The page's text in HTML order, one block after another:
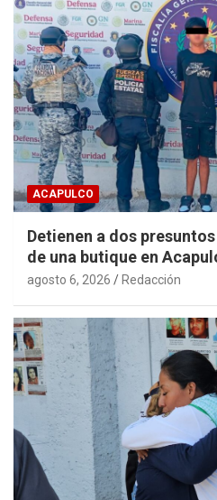
ACAPULCO
Detienen a dos
de una butique en
agosto 6, 2026 Redacción